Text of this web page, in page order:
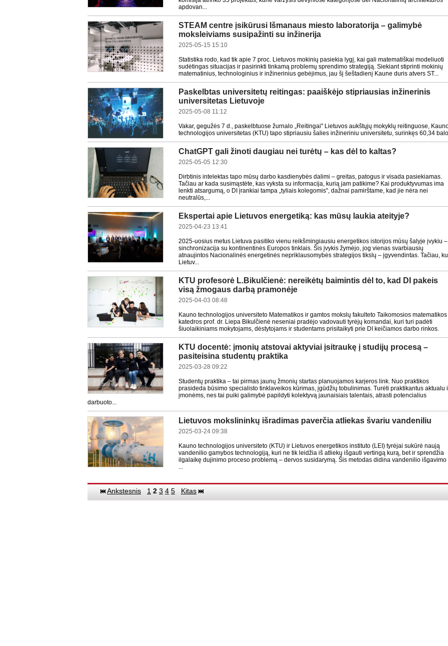
apdovan...
STEAM centre įsikūrusi Išmanaus miesto laboratorija – galimybė
moksleiviams susipažinti su inžinerija
2025-05-15 15:10
Statistika rodo, kad tik apie 7 proc. Lietuvos mokinių pasiekia lygį, kai gali matematiškai modeliuoti
sudėtingas situacijas ir pasirinkti tinkamą problemų sprendimo strategiją. Siekiant stiprinti mokinių
matematinius, technologinius ir inžinerinius gebėjimus, jau šį šeštadienį Kaune duris atvers ST...
Paskelbtas universitetų reitingas: paaiškėjo stipriausias inžinerinis
universitetas Lietuvoje
2025-05-08 11:12
Vakar, gegužės 7 d., paskelbtuose žurnalo „Reitingai" Lietuvos aukštųjų mokyklų reitinguose,
technologijos universitetas (KTU) tapo stipriausiu šalies inžineriniu universitetu, surinkęs 60,34
ChatGPT gali žinoti daugiau nei turėtų – kas dėl to kaltas?
2025-05-05 12:30
Dirbtinis intelektas tapo mūsų darbo kasdienybės dalimi – greitas, patogus ir visada pasiekiamas.
Tačiau ar kada susimąstėte, kas vyksta su informacija, kurią jam patikime? Kai produktyvumas ima
lenkti atsargumą, o DI įrankiai tampa „tyliais kolegomis", dažnai pamirštame, kad jie nėra nei
neutralūs,...
Ekspertai apie Lietuvos energetiką: kas mūsų laukia ateityje?
2025-04-23 13:41
2025-uosius metus Lietuva pasitiko vienu reikšmingiausiu energetikos istorijos mūsų šalyje įvykiu –
sinchronizacija su kontinentinės Europos tinklais. Šis įvykis žymėjo, jog vienas svarbiausių
atnaujintos Nacionalinės energetinės nepriklausomybės strategijos tikslų – įgyvendintas. Tačiau,
Lietuv...
KTU profesorė L.Bikulčienė: nereikėtų baimintis dėl to, kad DI pakeis
visą žmogaus darbą pramonėje
2025-04-03 08:48
Kauno technologijos universiteto Matematikos ir gamtos mokslų fakulteto Taikomosios matematikos
katedros prof. dr. Liepa Bikulčienė neseniai pradėjo vadovauti tyrėjų komandai, kuri turi padėti
šiuolaikiniams mokytojams, dėstytojams ir studentams prisitaikyti prie DI keičiamos darbo rinkos.
KTU docentė: įmonių atstovai aktyviai įsitraukę į studijų procesą –
pasiteisina studentų praktika
2025-03-28 09:22
Studentų praktika – tai pirmas jaunų žmonių startas planuojamos karjeros link. Nuo praktikos
prasideda būsimo specialisto tinklaveikos kūrimas, įgūdžių tobulinimas. Turėti praktikantus aktualu
įmonėms, nes tai puiki galimybė papildyti kolektyvą jaunaisiais talentais, atrasti potencialius
darbuoto...
Lietuvos mokslininkų išradimas paverčia atliekas švariu vandeniliu
2025-03-24 09:38
Kauno technologijos universiteto (KTU) ir Lietuvos energetikos instituto (LEI) tyrėjai sukūrė naują
vandenilio gamybos technologiją, kuri ne tik leidžia iš atliekų išgauti vertingą kurą, bet ir sprendžia
ilgalaikę dujinimo proceso problemą – dervos susidarymą. Šis metodas didina vandenilio išgavimo
...
Ankstesnis 1 2 3 4 5 Kitas